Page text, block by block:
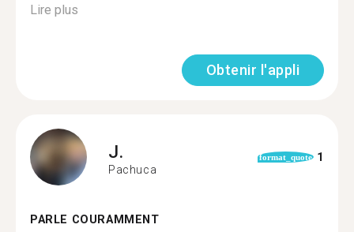
Lire plus
Obtenir l'appli
J.
Pachuca
format_quote 1
PARLE COURAMMENT